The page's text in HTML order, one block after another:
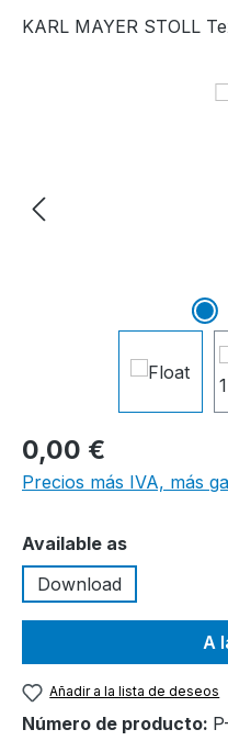
KARL MAYER STOLL
Omitir galería de
0,00 €
Precios más IVA, más
Seleccione
Available as
Download
A
Añadir a la lista de deseos
Número de producto: